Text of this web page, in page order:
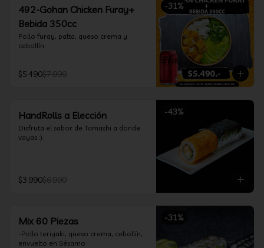
-31%
492-Gohan Chicken Furay+
Bebida 350cc
Pollo furay, palta, queso crema y
cebollín
$5.490$7.990
-43%
HandRolls a Elección
Disfruta el sabor de Tamashi a donde
vayas :).
$3.990$6.990
-31%
Mix 60 Piezas
-Pollo teriyaki, queso crema, cebollín,
envuelto en Sésamo